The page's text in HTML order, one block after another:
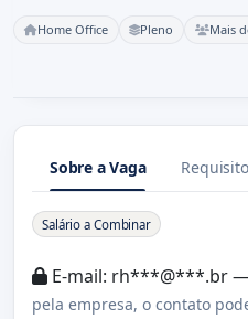
Home Office Pleno Mais
Sobre a Vaga
Sobre a Vaga
Salário a Combinar
E-mail: rh***@***.br
pela empresa, o contato